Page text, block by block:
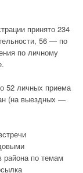
принято 234
56 — по
по личному
52 личных приема
(на выездных —
района по темам